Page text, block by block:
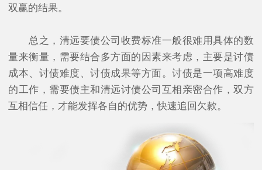
双赢的结果。
总之，清远要债公司收费标准一般很难用具体的数
量来衡量，需要结合多方面的因素来考虑，主要是讨债
成本、讨债难度、讨债成果等方面。讨债是一项高难度
的工作，需要债主和清远讨债公司互相亲密合作，双方
互相信任，才能发挥各自的优势，快速追回欠款。